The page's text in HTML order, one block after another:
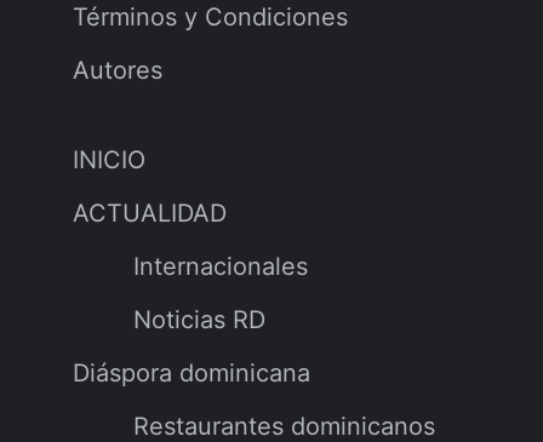
Términos y Condiciones
Autores
INICIO
ACTUALIDAD
Internacionales
Noticias RD
Diáspora dominicana
Restaurantes dominicanos